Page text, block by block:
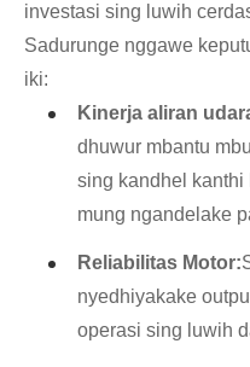
investasi sing luwih
Sadurunge nggawe
iki:
Kinerja aliran
dhuwur mbantu
sing kandhel
mung ngandelake
Reliabilitas Motor:
nyedhiyakake
operasi sing luwih